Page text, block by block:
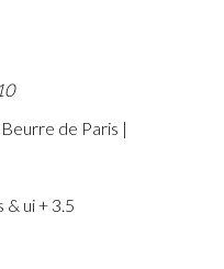
de Paris |
ui + 3.5